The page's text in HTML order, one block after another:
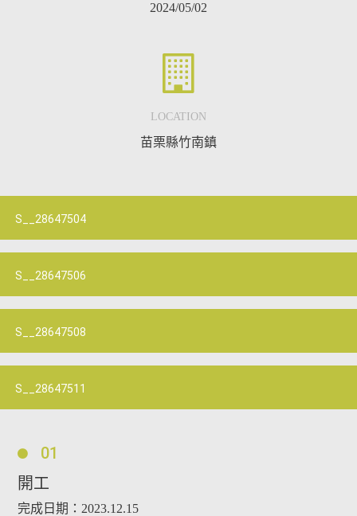
2024/05/02
LOCATION
苗栗縣竹南鎮
01
開工
完成日期：2023.12.15
S__28647504
S__28647506
S__28647508
S__28647511